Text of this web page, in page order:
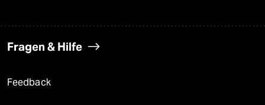
Fragen & Hilfe
Feedback